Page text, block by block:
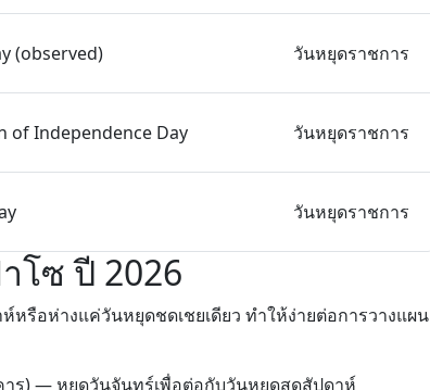
(observed) วันหยุดราชการ
of Independence Day วันหยุดราชการ
วันหยุดราชการ
โซ ปี 2026
รือห่างแค่วันหยุดชดเชยเดียว ทำให้ง่ายต่อการวางแผน
าร) — หยุดวันจันทร์เพื่อต่อกับวันหยุดสุดสัปดาห์